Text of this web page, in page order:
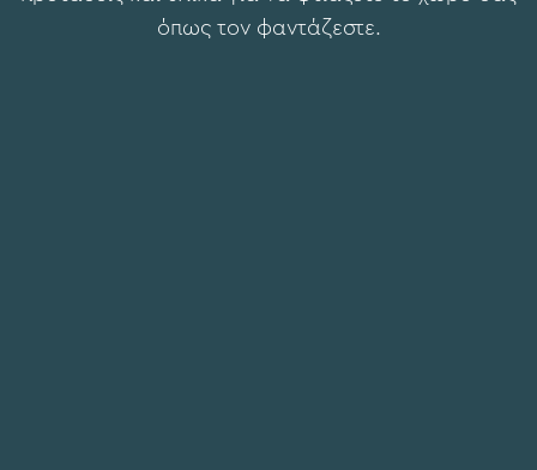
όπως τον φαντάζεστε.